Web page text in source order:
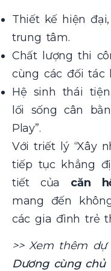
Thiết kế hiện
trung tâm.
Chất lượng thi
cùng các đối tác
Hệ sinh thái
lối sống cân
Play”.
Với triết lý “Xây
tiếp tục khẳng
tiết của căn
mang đến
các gia đình trẻ
>> Xem thêm dự
Dương cùng chủ